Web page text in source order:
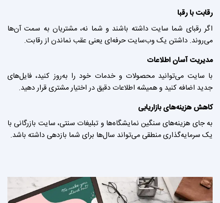
رقابت با رقبا
اگر رقبای شما سایت داشته باشند و شما نه، مشتریان به سمت آن‌ها
می‌روند. داشتن یک وب‌سایت حرفه‌ای یعنی عقب نماندن از رقابت.
مدیریت آسان اطلاعات
با سایت می‌توانید محصولات و خدمات خود را به‌روز کنید، فایل‌های
جدید اضافه کنید و همیشه اطلاعات دقیق در اختیار مشتری قرار دهید.
کاهش هزینه‌های بازاریابی
به جای هزینه‌های سنگین نمایشگاه‌ها و تبلیغات سنتی، سایت بازرگانی با
یک سرمایه‌گذاری منطقی می‌تواند سال‌ها برای شما بازدهی داشته باشد.